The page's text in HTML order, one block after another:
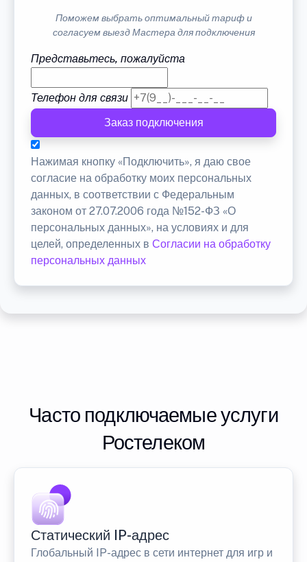
Поможем выбрать оптимальный тариф и
согласуем выезд Мастера для подключения
Представьтесь, пожалуйста
Телефон для связи
Заказ подключения
Нажимая кнопку «Подключить», я даю свое
согласие на обработку моих персональных
данных, в соответствии с Федеральным
законом от 27.07.2006 года №152-ФЗ «О
персональных данных», на условиях и для
целей, определенных в Согласии на обработку
персональных данных
Часто подключаемые услуги
Ростелеком
Статический IP-адрес
Глобальный IP-адрес в сети интернет для игр и